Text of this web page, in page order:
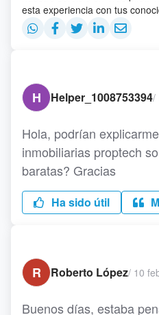
esta experiencia con tus
H
Helper_1008753394/
Hola, podrían
inmobiliarias proptech
baratas? Gracias
Ha sido útil
R
Roberto López/ 10
Buenos días, estaba